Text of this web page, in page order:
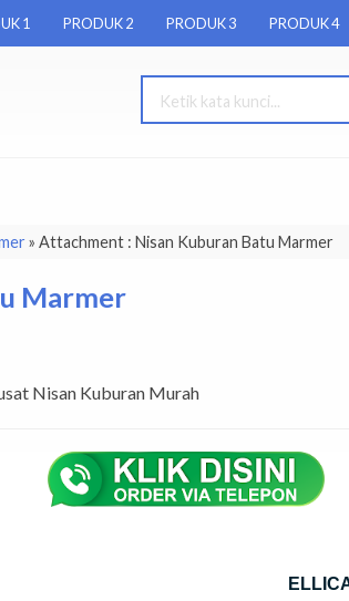
1 PRODUK 2 PRODUK 3 PRODUK 4
» Attachment : Nisan Kuburan Batu Marmer
Marmer
Nisan Kuburan Murah